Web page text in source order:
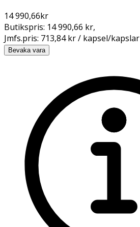
14 990,66kr
Butikspris: 14 990,66 kr,
Jmfs.pris: 713,84 kr / kapsel/kapslar
Bevaka vara